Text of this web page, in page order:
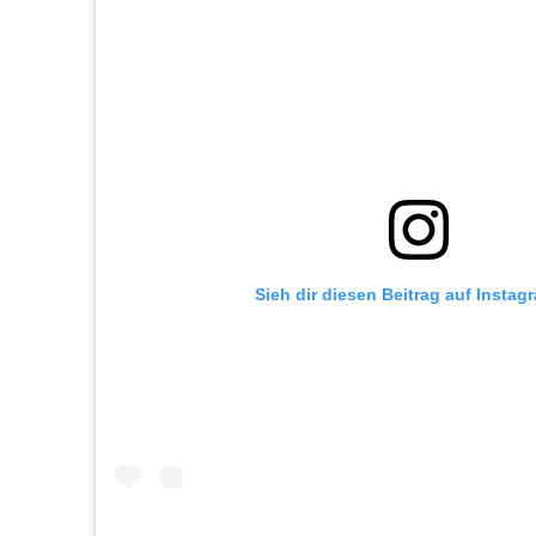
Sieh dir diesen Beitrag auf